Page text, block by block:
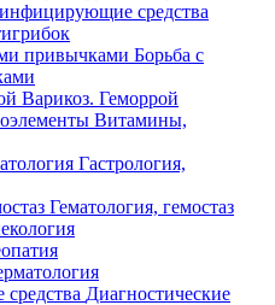
средства
Борьба с
Варикоз. Геморрой
Витамины,
Гастрология,
Гематология, гемостаз
Диагностические